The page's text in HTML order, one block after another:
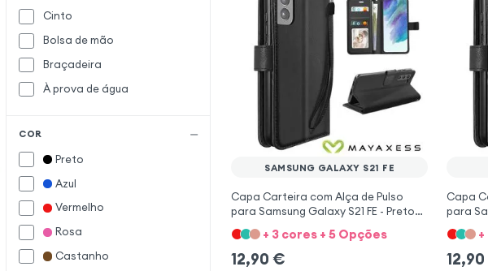
BMW
CaseMe
Clappio
Colorfone
Diesel
Doro
Enkay
Façonnable
Force Case
Cinto
Bolsa de mão
Braçadeira
À prova de água
COR
Preto
Azul
Vermelho
Rosa
Castanho
SAMSUNG GALAXY S21 FE
Capa Carteira com Alça de Pulso
para Samsung Galaxy S21 FE - Preto
Mayaxess
+ 3 cores + 5 Opções
12,90 €
Capa
para
12,90